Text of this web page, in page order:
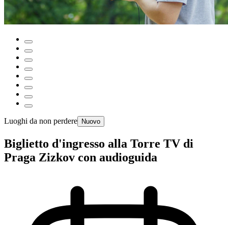
Luoghi da non perdere Nuovo
Biglietto d'ingresso alla Torre TV di
Praga Zizkov con audioguida